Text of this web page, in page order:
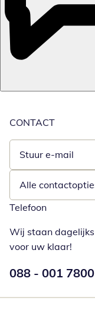
CONTACT
Stuur e-mail
Opent e-mailclient
Alle
Telefoon
Wij staan
voor uw klaar!
088 - 001 7800